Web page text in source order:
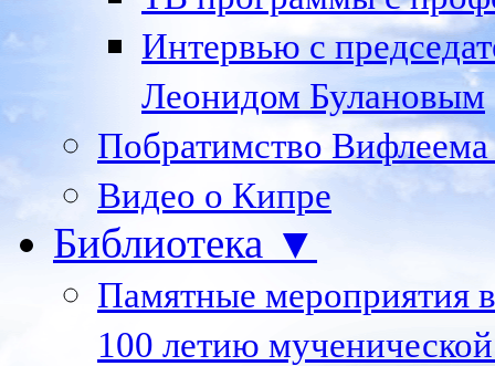
Интервью с
Леонидом Булановым
Побратимство
Видео о Кипре
Библиотека ▼
Памятные мероприятия
100 летию